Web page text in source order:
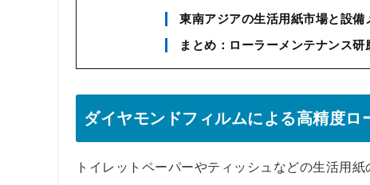
東南アジアの生活用紙市場と設備
まとめ：ローラーメンテナンス
ダイヤモンドフィルムによる高精度ロ
トイレットペーパーやティッシュなどの生活用